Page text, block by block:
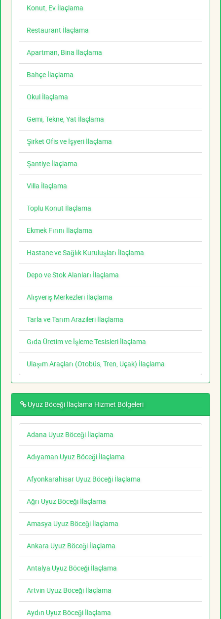
Konut, Ev İlaçlama
Restaurant İlaçlama
Apartman, Bina İlaçlama
Bahçe İlaçlama
Okul İlaçlama
Gemi, Tekne, Yat İlaçlama
Şirket Ofis ve İşyeri İlaçlama
Şantiye İlaçlama
Villa İlaçlama
Toplu Konut İlaçlama
Ekmek Fırını İlaçlama
Hastane ve Sağlık Kuruluşları İlaçlama
Depo ve Stok Alanları İlaçlama
Alışveriş Merkezleri İlaçlama
Tarla ve Tarım Arazileri İlaçlama
Gıda Üretim ve İşleme Tesisleri İlaçlama
Ulaşım Araçları (Otobüs, Tren, Uçak) İlaçlama
Uyuz Böceği İlaçlama Hizmet Bölgeleri
Adana Uyuz Böceği İlaçlama
Adıyaman Uyuz Böceği İlaçlama
Afyonkarahisar Uyuz Böceği İlaçlama
Ağrı Uyuz Böceği İlaçlama
Amasya Uyuz Böceği İlaçlama
Ankara Uyuz Böceği İlaçlama
Antalya Uyuz Böceği İlaçlama
Artvin Uyuz Böceği İlaçlama
Aydın Uyuz Böceği İlaçlama